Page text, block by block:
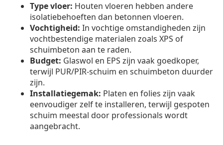
Type vloer: Houten vloeren hebben andere
isolatiebehoeften dan betonnen vloeren.
Vochtigheid: In vochtige omstandigheden zijn
vochtbestendige materialen zoals XPS of
schuimbeton aan te raden.
Budget: Glaswol en EPS zijn vaak goedkoper,
terwijl PUR/PIR-schuim en schuimbeton duurder
zijn.
Installatiegemak: Platen en folies zijn vaak
eenvoudiger zelf te installeren, terwijl gespoten
schuim meestal door professionals wordt
aangebracht.